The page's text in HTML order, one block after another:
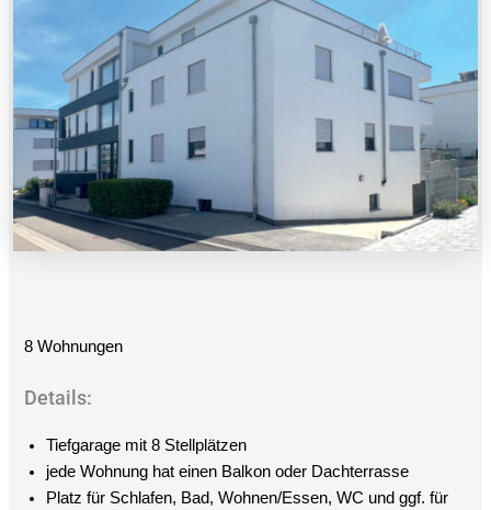
8 Wohnungen
Details:
Tiefgarage mit 8 Stellplätzen
jede Wohnung hat einen Balkon oder Dachterrasse
Platz für Schlafen, Bad, Wohnen/Essen, WC und ggf. für